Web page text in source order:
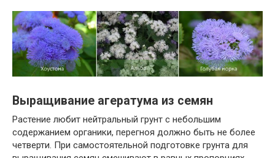
Выращивание агератума из семян
Растение любит нейтральный грунт с небольшим
содержанием органики, перегноя должно быть не более
четверти. При самостоятельной подготовке грунта для